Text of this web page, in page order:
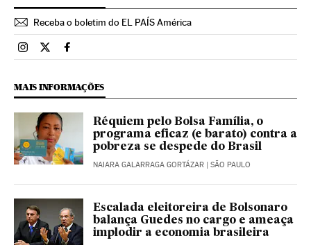
Receba o boletim do EL PAÍS América
Brasil El País Brasil en Instagram
Brasil El País Brasil en Twitter
Brasil El País Brasil en Facebook
MAIS INFORMAÇÕES
Réquiem pelo Bolsa Família, o
programa eficaz (e barato) contra a
pobreza se despede do Brasil
NAIARA GALARRAGA GORTÁZAR | SÃO PAULO
Escalada eleitoreira de Bolsonaro
balança Guedes no cargo e ameaça
implodir a economia brasileira